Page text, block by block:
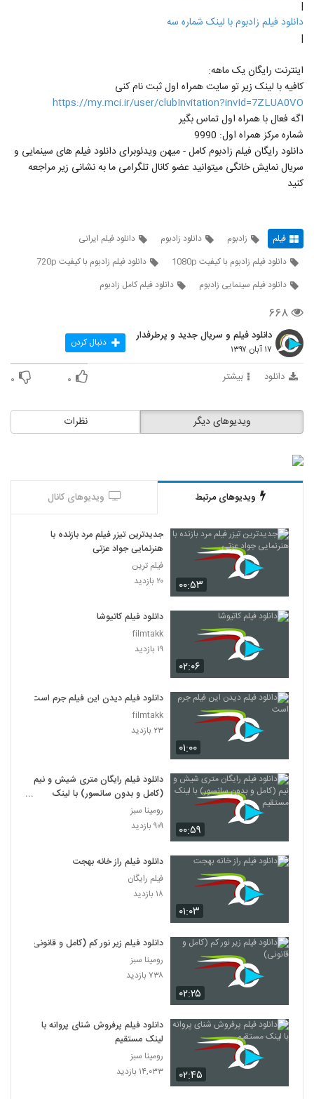
|
دانلود فیلم زادبوم با لینک شماره سه
|
اینترنت رایگان یک ماهه:
کافیه با لینک زیر تو سایت همراه اول ثبت نام کنی
https://my.mci.ir/user/clubInvitation?invId=7ZLUA0VO
اگه فعال با همراه اول تماس بگیر
شماره مرکز همراه اول: 9990
دانلود رایگان فیلم زادبوم کامل - میهن ویدئوبرای دانلود فیلم های سینمایی و
سریال نمایش خانگی میتوانید عضو کانال تلگرامی ما به نشانی زیر مراجعه
کنید
فیلم زادبوم دانلود زادبوم
دانلود فیلم ایرانی
دانلود فیلم زادبوم با کیفیت 1080p
دانلود فیلم زادبوم با کیفیت 720p
دانلود فیلم سینمایی زادبوم
دانلود فیلم کامل زادبوم
۶۶۸
دانلود فیلم و سریال جدید و پرطرفدار
۱۷ آبان ۱۳۹۷ دنبال کردن
دانلود بیشتر ۰ ۰
نظرات ویدیوهای دیگر
ویدیوهای مرتبط ویدیوهای کانال
۰۰:۵۳
جدیدترین تیزر فیلم مرد بازنده با
هنرنمایی جواد عزتی
فیلم ترین
۲۰ بازدید
۰۲:۰۶
دانلود فیلم کاتیوشا
filmtakk
۱۹ بازدید
۰۱:۰۰
دانلود فیلم دیدن این فیلم جرم است
filmtakk
۲۳ بازدید
۰۰:۵۹
دانلود فیلم رایگان متری شیش و نیم
(کامل و بدون سانسور) با لینک
مستقیم
رومینا سبز
۹۰۹ بازدید
۰۱:۰۳
دانلود فیلم راز خانه بهجت
فیلم رایگان
۱۸ بازدید
۰۲:۲۵
دانلود فیلم زیر نور کم (کامل و قانونی)
رومینا سبز
۷۳۸ بازدید
۰۲:۴۵
دانلود فیلم پرفروش شنای پروانه با
لینک مستقیم
رومینا سبز
۱۴,۰۳۳ بازدید